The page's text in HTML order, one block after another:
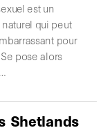
est un
qui peut
pour
pose alors
Shetlands